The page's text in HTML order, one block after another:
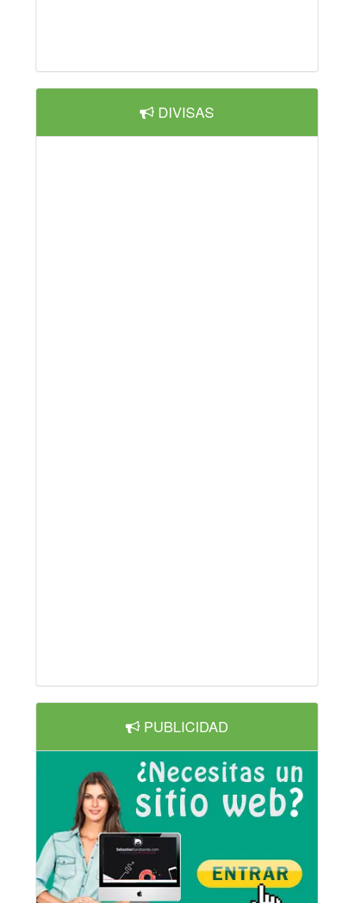
DIVISAS
PUBLICIDAD